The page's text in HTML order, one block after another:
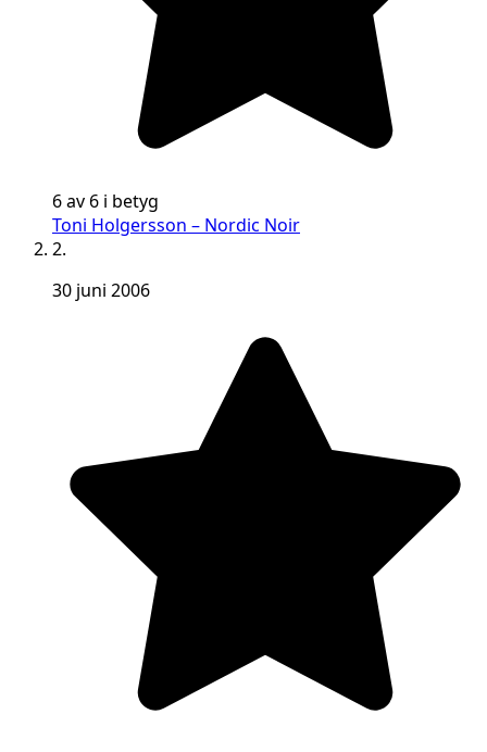
6 av 6 i betyg
Toni Holgersson – Nordic Noir
2.
30 juni 2006